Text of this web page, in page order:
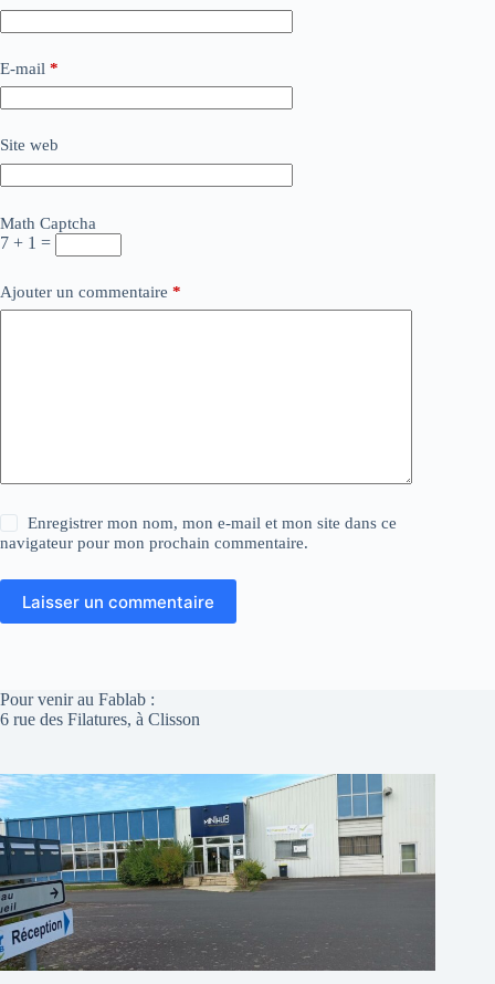
E-mail *
Site web
Math Captcha
7 + 1 =
Ajouter un commentaire *
Enregistrer mon nom, mon e-mail et mon site dans ce
navigateur pour mon prochain commentaire.
Laisser un commentaire
Pour venir au Fablab :
6 rue des Filatures, à Clisson